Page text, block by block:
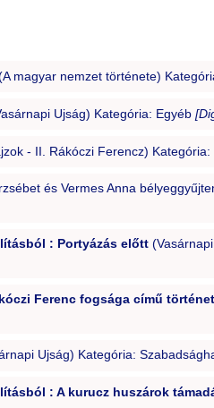
magyar nemzet története)
Ujság) Kategória: Egyéb
- II. Rákóczi Ferencz)
és Vermes Anna
: Portyázás előtt
Ferenc fogsága című
Ujság) Kategória:
: A kurucz huszárok